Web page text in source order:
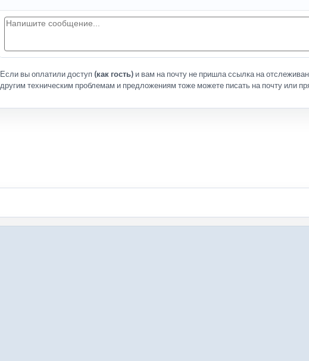
Если вы оплатили доступ (как гость) и вам на почту не пришла ссылка на
другим техническим проблемам и предложениям тоже можете писать на почту или